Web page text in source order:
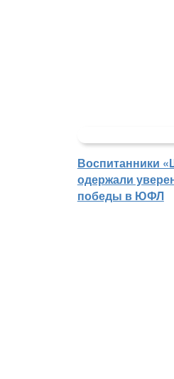
Воспитанники
одержали
победы в ЮФЛ